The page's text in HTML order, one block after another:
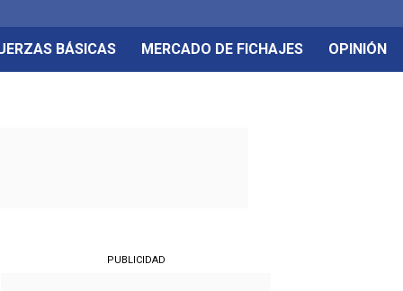
BÁSICAS MERCADO DE FICHAJES OPINIÓN
PUBLICIDAD